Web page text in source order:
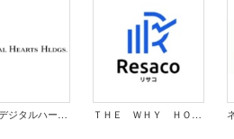
株式会社デジタルハーツホールディングス ＴＨＥ ＷＨＹ ＨＯＷ ＤＯ ＣＯＭＰＡＮＹ株式会社